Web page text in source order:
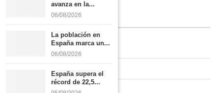
INFORMACIÓN
Quiénes somos
avanza en la...
06/08/2026
La población en
España marca un...
06/08/2026
España supera el
récord de 22,5...